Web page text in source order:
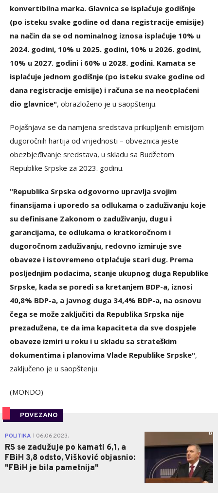
konvertibilna marka. Glavnica se isplaćuje godišnje
(po isteku svake godine od dana registracije emisije)
na način da se od nominalnog iznosa isplaćuje 10% u
2024. godini, 10% u 2025. godini, 10% u 2026. godini,
10% u 2027. godini i 60% u 2028. godini. Kamata se
isplaćuje jednom godišnje (po isteku svake godine od
dana registracije emisije) i računa se na neotplaćeni
dio glavnice", obrazloženo je u saopštenju.
Pojašnjava se da namjena sredstava prikupljenih emisijom
dugoročnih hartija od vrijednosti – obveznica jeste
obezbjeđivanje sredstava, u skladu sa Budžetom
Republike Srpske za 2023. godinu.
"Republika Srpska odgovorno upravlja svojim
finansijama i uporedo sa odlukama o zaduživanju koje
su definisane Zakonom o zaduživanju, dugu i
garancijama, te odlukama o kratkoročnom i
dugoročnom zaduživanju, redovno izmiruje sve
obaveze i istovremeno otplaćuje stari dug. Prema
posljednjim podacima, stanje ukupnog duga Republike
Srpske, kada se poredi sa kretanjem BDP-a, iznosi
40,8% BDP-a, a javnog duga 34,4% BDP-a, na osnovu
čega se može zaključiti da Republika Srpska nije
prezadužena, te da ima kapaciteta da sve dospjele
obaveze izmiri u roku i u skladu sa strateškim
dokumentima i planovima Vlade Republike Srpske",
zaključeno je u saopštenju.
(MONDO)
POVEZANO
POLITIKA 06.06.2023.
RS se zadužuje po kamati 6,1, a
FBiH 3,8 odsto, Višković objasnio:
"FBiH je bila pametnija"
0